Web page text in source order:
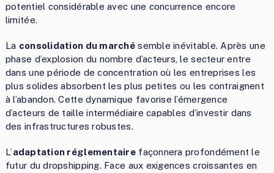
potentiel considérable avec une concurrence encore
limitée.
La consolidation du marchésemble inévitable. Après une
phase d’explosion du nombre d’acteurs, le secteur entre
dans une période de concentration où les entreprises les
plus solides absorbent les plus petites ou les contraignent
à l’abandon. Cette dynamique favorise l’émergence
d’acteurs de taille intermédiaire capables d’investir dans
des infrastructures robustes.
L’adaptation réglementairefaçonnera profondément le
futur du dropshipping. Face aux exigences croissantes en